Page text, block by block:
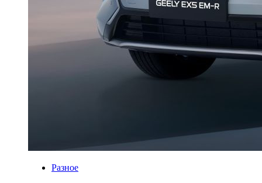
Разное